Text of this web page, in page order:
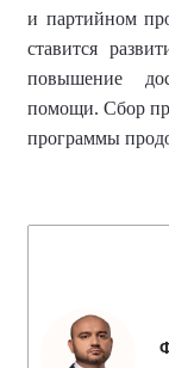
и партийном
ставится
повышение
помощи. Сбор
программы